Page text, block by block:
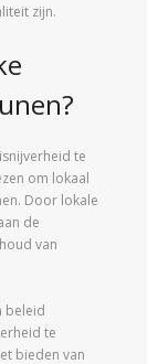
zijn.
te
om lokaal
Door lokale
de
van
beleid
te
bieden van